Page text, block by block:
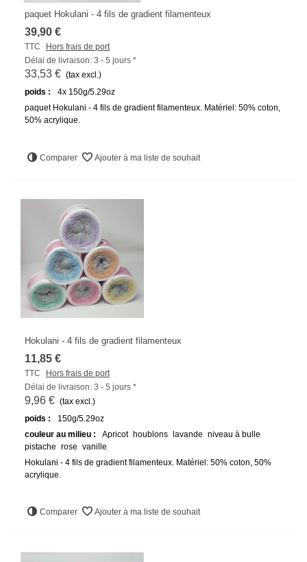
paquet Hokulani - 4 fils de gradient filamenteux
39,90 €
TTC
Hors frais de port
Délai de livraison: 3 - 5 jours *
33,53 € (tax excl.)
poids :
4x 150g/5.29oz
paquet Hokulani - 4 fils de gradient filamenteux. Matériel: 50% coton,
50% acrylique.
Comparer Ajouter à ma liste de souhait
Hokulani - 4 fils de gradient filamenteux
11,85 €
TTC
Hors frais de port
Délai de livraison: 3 - 5 jours *
9,96 € (tax excl.)
poids :
150g/5.29oz
couleur au milieu :
Apricot houblons lavande niveau à bulle
pistache rose vanille
Hokulani - 4 fils de gradient filamenteux. Matériel: 50% coton, 50%
acrylique.
Comparer Ajouter à ma liste de souhait